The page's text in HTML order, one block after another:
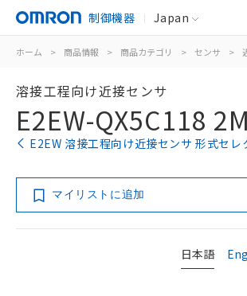
制御機器 Japan
ホーム > 商品情報 > 商品カテゴリ > センサ >
溶接工程向け近接センサ
E2EW-QX5C118 2M
E2EW 溶接工程向け近接センサ 形式セレ
マイリストに追加
日本語